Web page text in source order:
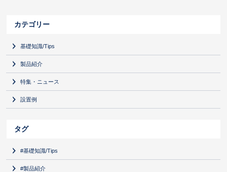
カテゴリー
基礎知識/Tips
製品紹介
特集・ニュース
設置例
タグ
#基礎知識/Tips
#製品紹介